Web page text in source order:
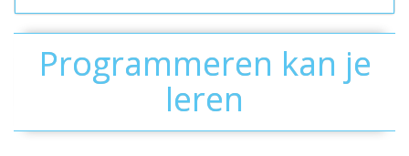
Programmeren kan je
leren